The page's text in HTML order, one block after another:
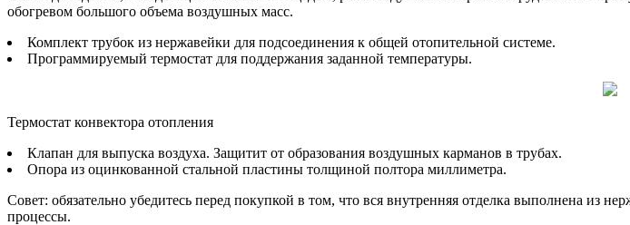
обогревом большого объема воздушных масс.
Комплект трубок из нержавейки для подсоединения к общей отопительной системе.
Программируемый термостат для поддержания заданной температуры.
Термостат конвектора отопления
Клапан для выпуска воздуха. Защитит от образования воздушных карманов в трубах.
Опора из оцинкованной стальной пластины толщиной полтора миллиметра.
Совет: обязательно убедитесь перед покупкой в том, что вся внутренняя отделка выполнена из
процессы.